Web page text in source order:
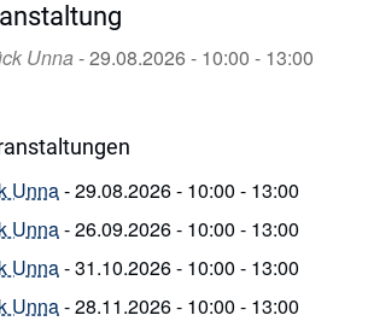
Unna- 29.08.2026 - 10:00 - 13:00
Unna- 29.08.2026 - 10:00 - 13:00
Unna- 26.09.2026 - 10:00 - 13:00
Unna- 31.10.2026 - 10:00 - 13:00
Unna- 28.11.2026 - 10:00 - 13:00